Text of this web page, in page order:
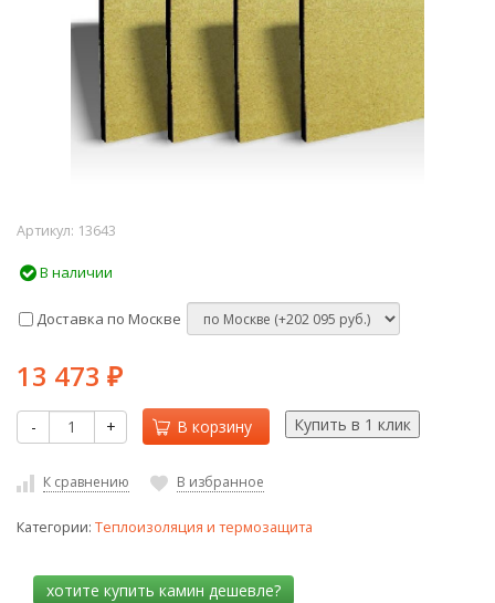
Артикул: 13643
В наличии
Доставка по Москве
13 473 ₽
- + В корзину
К сравнению В избранное
Категории: Теплоизоляция и термозащита